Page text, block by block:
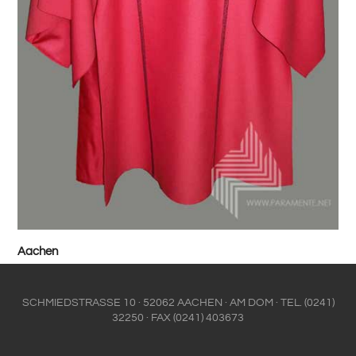
Aachen
SCHMIEDSTRASSE 10 · 52062 AACHEN · AM DOM · TEL. (0241)
32250 · FAX (0241) 403673